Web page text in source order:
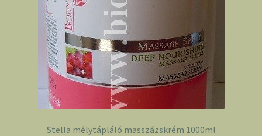
Stella mélytápláló masszázskrém 1000ml